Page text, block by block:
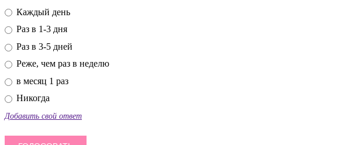
Каждый день
Раз в 1-3 дня
Раз в 3-5 дней
Реже, чем раз в неделю
в месяц 1 раз
Никогда
Добавить свой ответ